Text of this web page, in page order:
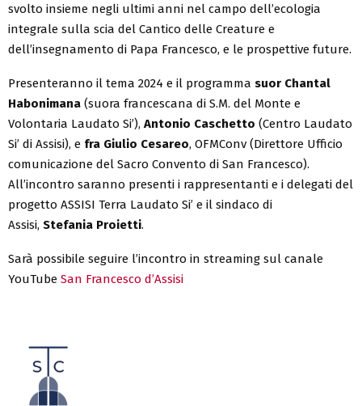
svolto insieme negli ultimi anni nel campo dell’ecologia
integrale sulla scia del Cantico delle Creature e
dell’insegnamento di Papa Francesco, e le prospettive future.
Presenteranno il tema 2024 e il programma suor Chantal
Habonimana (suora francescana di S.M. del Monte e
Volontaria Laudato Si’), Antonio Caschetto (Centro Laudato
Si’ di Assisi), e fra Giulio Cesareo, OFMConv (Direttore Ufficio
comunicazione del Sacro Convento di San Francesco).
All’incontro saranno presenti i rappresentanti e i delegati del
progetto ASSISI Terra Laudato Si’ e il sindaco di
Assisi, Stefania Proietti.
Sarà possibile seguire l’incontro in streaming sul canale
YouTube San Francesco d’Assisi